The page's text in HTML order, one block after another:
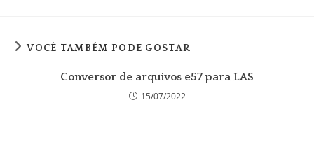
VOCÊ TAMBÉM PODE GOSTAR
Conversor de arquivos e57 para LAS
15/07/2022